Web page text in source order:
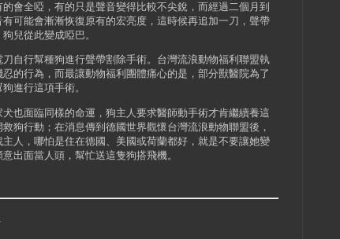
會全啞，有的只是聲音變得比較不尖銳，而經過二個月到
可能會漸漸恢復原有的宏亮度，這時候再追加一刀，聲帶
兒從此變成啞巴。
自行幫種狗進行聲帶割除手術。台灣流浪動物福利聯盟執
的行為，而最讓動物福利團體痛心的是，部分獸醫院為了
進行這項手術。
也面臨同樣的命運，狗主人要求醫師動手術才肯繼續養這
狗行動；在消息傳到德國世界觀懷台灣流浪動物聯盟後，
人，哪怕是住在德國、美國或荷蘭都好，就是不要讓她變
出面當人頭，幫忙送這隻狗搭飛機。